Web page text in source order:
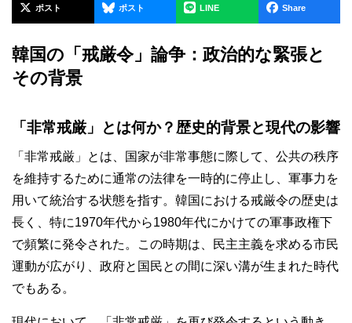
ポスト ポスト LINE Share
韓国の「戒厳令」論争：政治的な緊張と
その背景
「非常戒厳」とは何か？歴史的背景と現代の影響
「非常戒厳」とは、国家が非常事態に際して、公共の秩序
を維持するために通常の法律を一時的に停止し、軍事力を
用いて統治する状態を指す。韓国における戒厳令の歴史は
長く、特に1970年代から1980年代にかけての軍事政権下
で頻繁に発令された。この時期は、民主主義を求める市民
運動が広がり、政府と国民との間に深い溝が生まれた時代
でもある。